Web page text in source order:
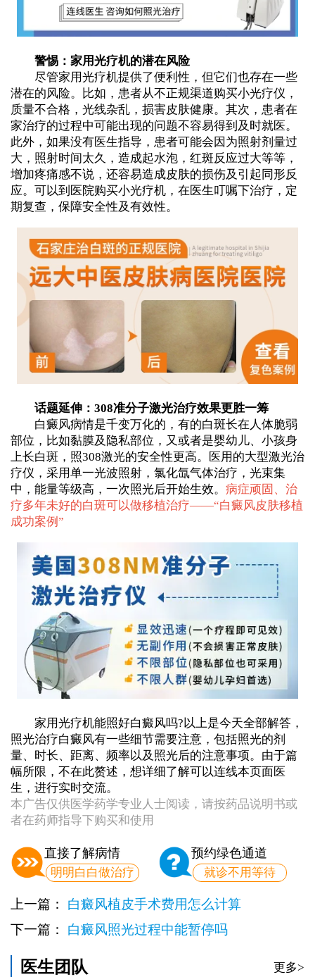
警惕：家用光疗机的潜在风险
尽管家用光疗机提供了便利性，但它们也存在一些
潜在的风险。比如，患者从不正规渠道购买小光疗仪，
质量不合格，光线杂乱，损害皮肤健康。其次，患者在
家治疗的过程中可能出现的问题不容易得到及时就医。
此外，如果没有医生指导，患者可能会因为照射剂量过
大，照射时间太久，造成起水泡，红斑反应过大等等，
增加疼痛感不说，还容易造成皮肤的损伤及引起同形反
应。可以到医院购买小光疗机，在医生叮嘱下治疗，定
期复查，保障安全性及有效性。
话题延伸：308准分子激光治疗效果更胜一筹
白癜风病情是千变万化的，有的白斑长在人体脆弱
部位，比如黏膜及隐私部位，又或者是婴幼儿、小孩身
上长白斑，照308激光的安全性更高。医用的大型激光治
疗仪，采用单一光波照射，氯化氙气体治疗，光束集
中，能量等级高，一次照光后开始生效。 病症顽固、治
疗多年未好的白斑可以做移植治疗——“白癜风皮肤移植
成功案例 ”
家用光疗机能照好白癜风吗?以上是今天全部解答，
照光治疗白癜风有一些细节需要注意，包括照光的剂
量、时长、距离、频率以及照光后的注意事项。由于篇
幅所限，不在此赘述，想详细了解可以连线本页面医
生，进行实时交流。
本广告仅供医学药学专业人士阅读，请按药品说明书或
者在药师指导下购买和使用
直接了解病情
明明白白做治疗
预约绿色通道
就诊不用等待
上一篇： 白癜风植皮手术费用怎么计算
下一篇： 白癜风照光过程中能暂停吗
医生团队 更多>